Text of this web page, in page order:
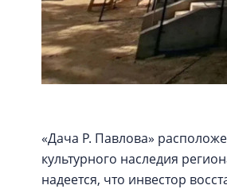
«Дача Р. Павлова»
культурного наследия
надеется, что инвестор